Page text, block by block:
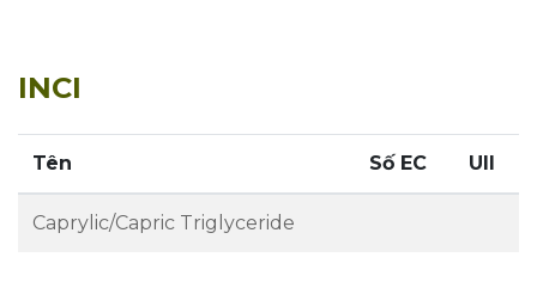
INCI
Tên Số EC UII
Caprylic/Capric Triglyceride